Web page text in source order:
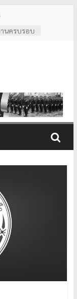
านครบรอบ
ทภิกขุ
.
า กล่ำพินิจ
มสถานฝึก
ปลอดภัย
มการปฏิบัติ